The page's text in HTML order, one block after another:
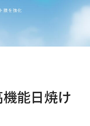
能⽇焼け